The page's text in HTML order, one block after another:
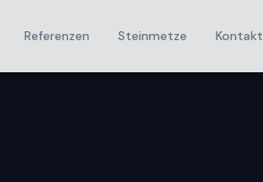
Referenzen Steinmetze Kontakt